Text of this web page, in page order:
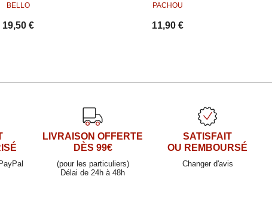
BELLO
19,50 €
PACHOU
11,90 €
LIVRAISON OFFERTE
DÈS 99€
(pour les particuliers)
Délai de 24h à 48h
SATISFAIT
OU REMBOURSÉ
Changer d'avis